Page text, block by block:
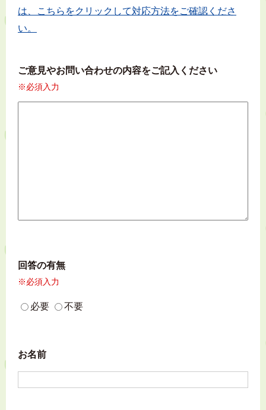
は、こちらをクリックして対応方法をご確認くださ
い。
ご意見やお問い合わせの内容をご記入ください
※必須入力
回答の有無
※必須入力
必要 不要
お名前